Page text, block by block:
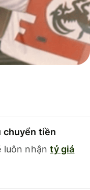
chuyển tiền
luôn nhậntỷ giá